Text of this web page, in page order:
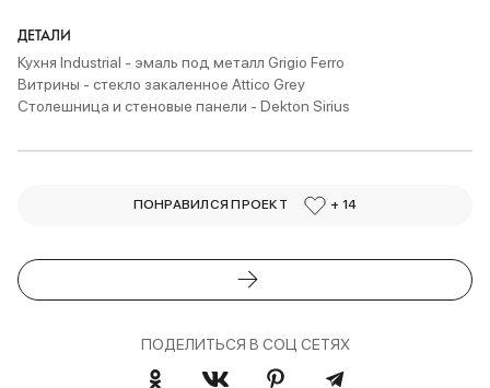
ДЕТАЛИ
Кухня Industrial - эмаль под металл Grigio Ferro
Витрины - стекло закаленное Attico Grey
Столешница и стеновые панели - Dekton Sirius
ПОНРАВИЛСЯ ПРОЕКТ + 14
ПОДЕЛИТЬСЯ В СОЦ СЕТЯХ